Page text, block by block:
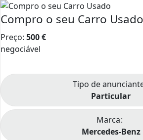
Compro o seu Carro Usado
Preço: 500€
negociável
Tipo de
Particular
Marca
Mercedes-Benz